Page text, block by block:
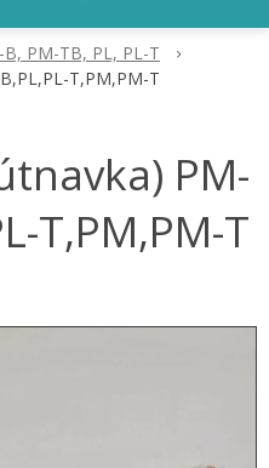
B, PM-TB, PL, PL-T
T,PM,PM-T
PM-
T,PM,PM-T